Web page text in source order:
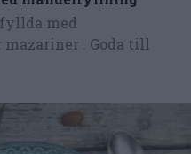
med
. Goda till